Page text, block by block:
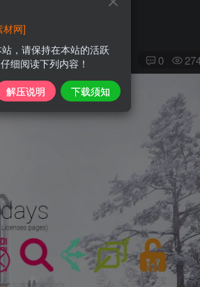
0
材网]
，请保持在本站的活跃
细阅读下列内容！
解压说明 下载须知